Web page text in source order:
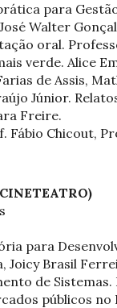
para
Walter
oral.
verde. Alice
de Assis,
Júnior.
Freire.
Chicout,
para
Joicy Brasil
de
públicos